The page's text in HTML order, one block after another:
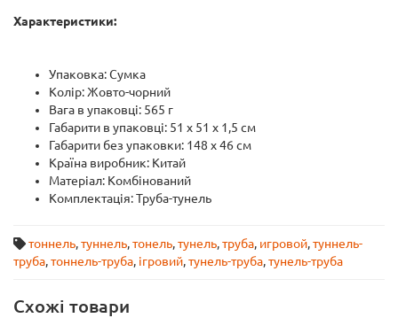
Характеристики:
Упаковка: Сумка
Колір: Жовто-чорний
Вага в упаковці: 565 г
Габарити в упаковці: 51 x 51 x 1,5 см
Габарити без упаковки: 148 x 46 см
Країна виробник: Китай
Матеріал: Комбінований
Комплектація: Труба-тунель
тоннель,туннель,тонель,тунель,труба, игровой,туннель-
труба,тоннель-труба, ігровий,тунель-труба,тунель-труба
Схожі товари